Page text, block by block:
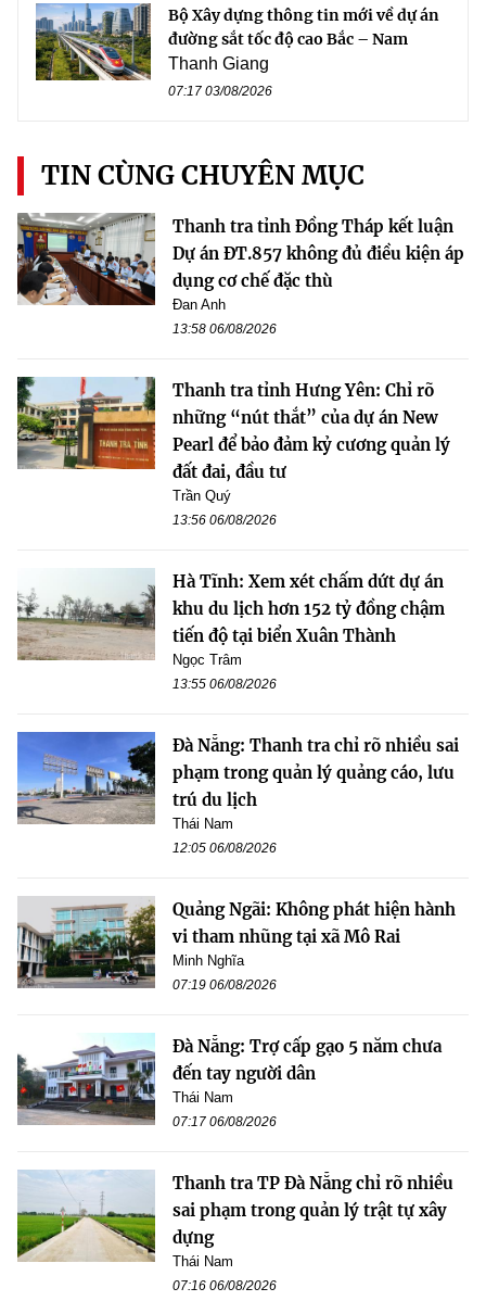
Bộ Xây dựng thông tin mới về dự án
đường sắt tốc độ cao Bắc – Nam
Thanh Giang
07:17 03/08/2026
TIN CÙNG CHUYÊN MỤC
Thanh tra tỉnh Đồng Tháp kết luận
Dự án ĐT.857 không đủ điều kiện áp
dụng cơ chế đặc thù
Đan Anh
13:58 06/08/2026
Thanh tra tỉnh Hưng Yên: Chỉ rõ
những “nút thắt” của dự án New
Pearl để bảo đảm kỷ cương quản lý
đất đai, đầu tư
Trần Quý
13:56 06/08/2026
Hà Tĩnh: Xem xét chấm dứt dự án
khu du lịch hơn 152 tỷ đồng chậm
tiến độ tại biển Xuân Thành
Ngọc Trâm
13:55 06/08/2026
Đà Nẵng: Thanh tra chỉ rõ nhiều sai
phạm trong quản lý quảng cáo, lưu
trú du lịch
Thái Nam
12:05 06/08/2026
Quảng Ngãi: Không phát hiện hành
vi tham nhũng tại xã Mô Rai
Minh Nghĩa
07:19 06/08/2026
Đà Nẵng: Trợ cấp gạo 5 năm chưa
đến tay người dân
Thái Nam
07:17 06/08/2026
Thanh tra TP Đà Nẵng chỉ rõ nhiều
sai phạm trong quản lý trật tự xây
dựng
Thái Nam
07:16 06/08/2026